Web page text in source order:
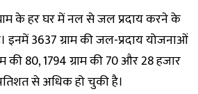
के हर घर में नल से जल प्रदाय करने के
इनमें 3637 ग्राम की जल-प्रदाय योजनाओं
की 80, 1794 ग्राम की 70 और 28 हजार
से अधिक हो चुकी है।